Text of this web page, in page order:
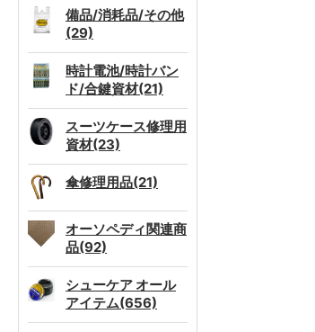
備品/消耗品/その他
(29)
時計電池/時計バン
ド/合鍵資材(21)
スーツケース修理用
資材(23)
傘修理用品(21)
オーソペディ関連商
品(92)
シューケア オール
アイテム(656)